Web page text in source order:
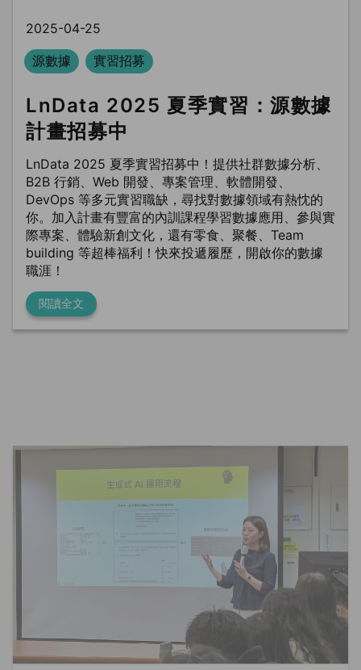
2025-04-25
源數據
實習招募
LnData 2025 夏季實習：源數據
計畫招募中
LnData 2025 夏季實習招募中！提供社群數據分析、
B2B 行銷、Web 開發、專案管理、軟體開發、
DevOps 等多元實習職缺，尋找對數據領域有熱忱的
你。加入計畫有豐富的內訓課程學習數據應用、參與實
際專案、體驗新創文化，還有零食、聚餐、Team
building 等超棒福利！快來投遞履歷，開啟你的數據
職涯！
閱讀全文
AI
演講分享 產學合作